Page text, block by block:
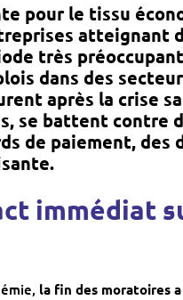
pour le tissu
atteignant
très
dans des
après la crise
se battent contre
de paiement, des
immédiat
la fin des moratoires